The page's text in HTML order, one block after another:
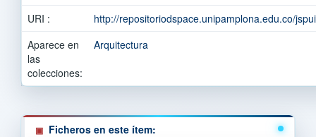
URI :
http://repositoriodspace.unipamplona.edu.co/
Aparece en
las
colecciones:
Arquitectura
Ficheros en este ítem: